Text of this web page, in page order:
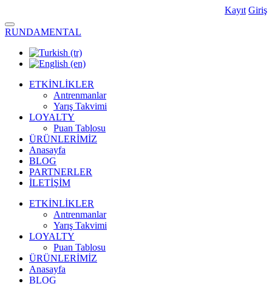
Kayıt Giriş
RUNDAMENTAL
ETKİNLİKLER
Antrenmanlar
Yarış Takvimi
LOYALTY
Puan Tablosu
ÜRÜNLERİMİZ
Anasayfa
BLOG
PARTNERLER
İLETİŞİM
ETKİNLİKLER
Antrenmanlar
Yarış Takvimi
LOYALTY
Puan Tablosu
ÜRÜNLERİMİZ
Anasayfa
BLOG